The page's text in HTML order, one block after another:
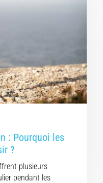
: Pourquoi les
?
plusieurs
pendant les